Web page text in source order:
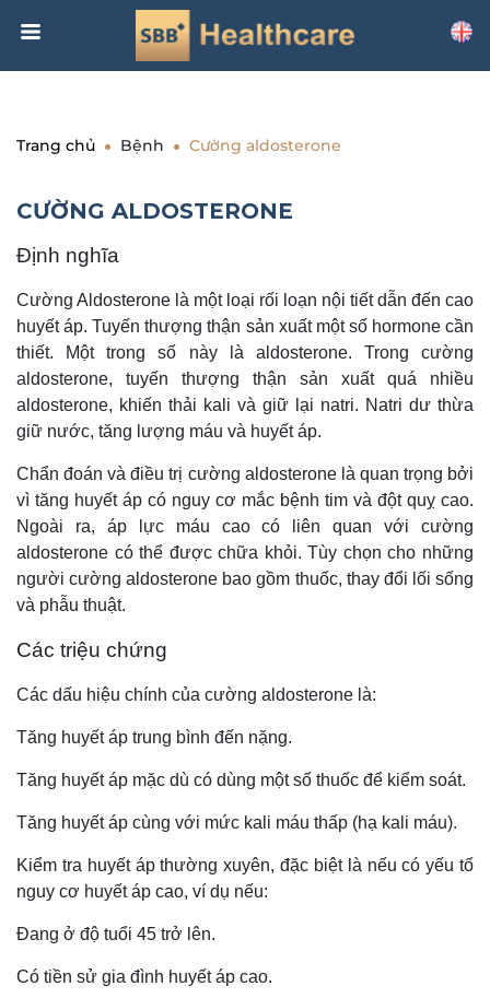
Trang chủ Bệnh Cường aldosterone
CƯỜNG ALDOSTERONE
Định nghĩa
Cường Aldosterone là một loại rối loạn nội tiết dẫn đến cao
huyết áp. Tuyến thượng thận sản xuất một số hormone cần
thiết. Một trong số này là aldosterone. Trong cường
aldosterone, tuyến thượng thận sản xuất quá nhiều
aldosterone, khiến thải kali và giữ lại natri. Natri dư thừa
giữ nước, tăng lượng máu và huyết áp.
Chẩn đoán và điều trị cường aldosterone là quan trọng bởi
vì tăng huyết áp có nguy cơ mắc bệnh tim và đột quỵ cao.
Ngoài ra, áp lực máu cao có liên quan với cường
aldosterone có thể được chữa khỏi. Tùy chọn cho những
người cường aldosterone bao gồm thuốc, thay đổi lối sống
và phẫu thuật.
Các triệu chứng
Các dấu hiệu chính của cường aldosterone là:
Tăng huyết áp trung bình đến nặng.
Tăng huyết áp mặc dù có dùng một số thuốc để kiểm soát.
Tăng huyết áp cùng với mức kali máu thấp (hạ kali máu).
Kiểm tra huyết áp thường xuyên, đặc biệt là nếu có yếu tố
nguy cơ huyết áp cao, ví dụ nếu:
Đang ở độ tuổi 45 trở lên.
Có tiền sử gia đình huyết áp cao.